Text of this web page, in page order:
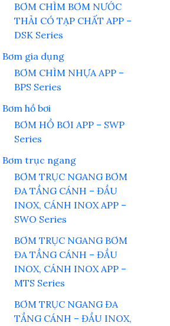
BƠM CHÌM BƠM NƯỚC
THẢI CÓ TẠP CHẤT APP –
DSK Series
Bơm gia dụng
BƠM CHÌM NHỰA APP –
BPS Series
Bơm hồ bơi
BƠM HỒ BƠI APP – SWP
Series
Bơm trục ngang
BƠM TRỤC NGANG BƠM
ĐA TẦNG CÁNH – ĐẦU
INOX, CÁNH INOX APP –
SWO Series
BƠM TRỤC NGANG BƠM
ĐA TẦNG CÁNH – ĐẦU
INOX, CÁNH INOX APP –
MTS Series
BƠM TRỤC NGANG ĐA
TẦNG CÁNH – ĐẦU INOX,